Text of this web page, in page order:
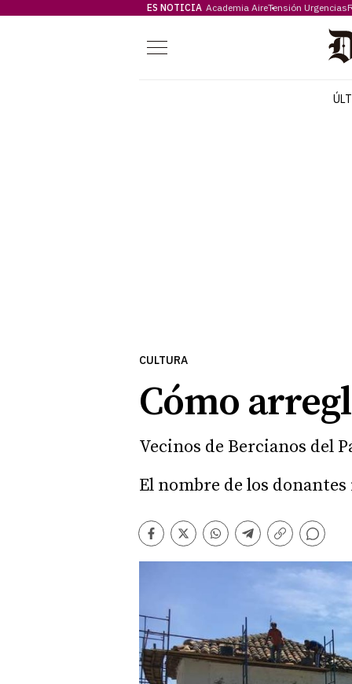
ES NOTICIA Academia AireTensión Urgencias
Menú
CULTURA
Cómo
Vecinos de Bercianos del
El nombre de los
Facebook
TwitterWhatsapp
Telegram
Copiar
enlace
Comentarios